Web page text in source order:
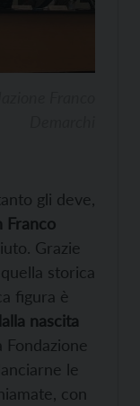
gli deve,
Franco
Grazie
storica
figura è
nascita
le
con